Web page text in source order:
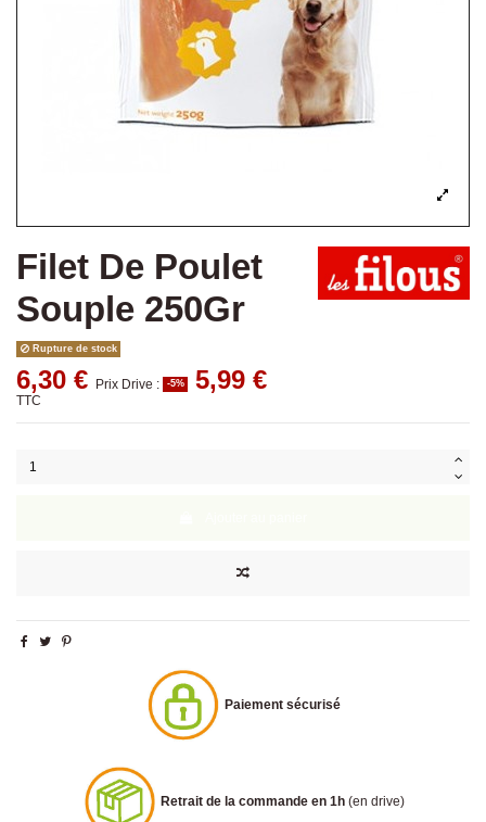
Filet De Poulet
Souple 250Gr
Rupture de stock
6,30 € Prix Drive : -5% 5,99 €
TTC
Paiement sécurisé
Retrait de la commande en 1h (en drive)